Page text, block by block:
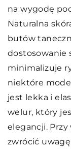
na wygodę
Naturalna
butów
dostosowanie
minimalizuje
niektóre
jest lekka i
welur, który
elegancji.
zwrócić